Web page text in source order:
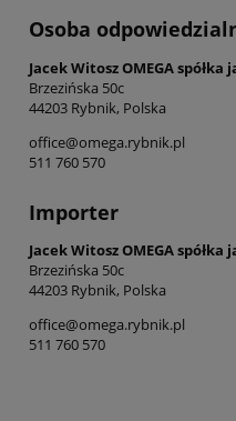
Osoba
Jacek Witosz OMEGA spółka
Brzezińska 50c
44203 Rybnik, Polska
office@omega.rybnik.pl
511 760 570
Importer
Jacek Witosz OMEGA spółka
Brzezińska 50c
44203 Rybnik, Polska
office@omega.rybnik.pl
511 760 570